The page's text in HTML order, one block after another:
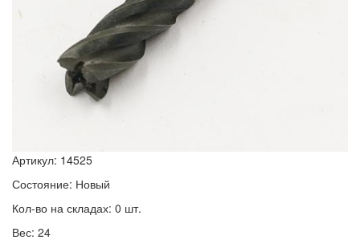
Артикул: 14525
Состояние: Новый
Кол-во на складах: 0 шт.
Вес: 24